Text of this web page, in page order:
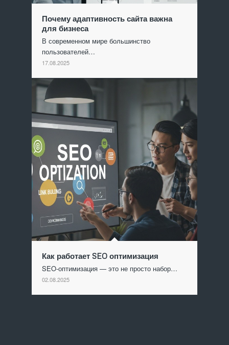
Почему адаптивность сайта важна
для бизнеса
В современном мире большинство
пользователей…
17.08.2025
Как работает SEO оптимизация
SEO-оптимизация — это не просто набор…
02.08.2025